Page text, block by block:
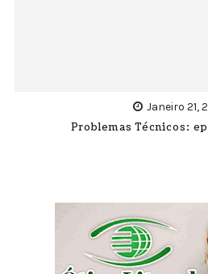
Janeiro 21,
Problemas Técnicos: